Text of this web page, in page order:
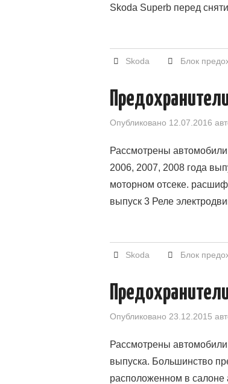
Skoda Superb перед
Skoda Блок
Опубликовано 12.07.2016
Рассмотрены
2006, 2007, 2008 года
моторном отсеке.
выпуск 3 Реле
Skoda Блок
Опубликовано 23.12.2015
Рассмотрены
выпуска. Большинство
расположенном в